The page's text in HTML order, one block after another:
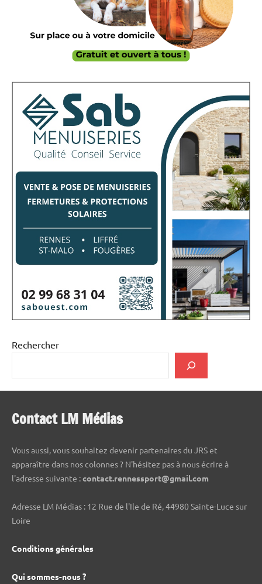
Rechercher
Contact LM Médias
Vous aussi, vous souhaitez devenir partenaires du JRS et
apparaître dans nos colonnes ? N'hésitez pas à nous écrire à
l'adresse suivante :contact.rennessport@gmail.com
Adresse LM Médias : 12 Rue de l'Ile de Ré, 44980 Sainte-Luce sur
Loire
Conditions générales
Qui sommes-nous ?